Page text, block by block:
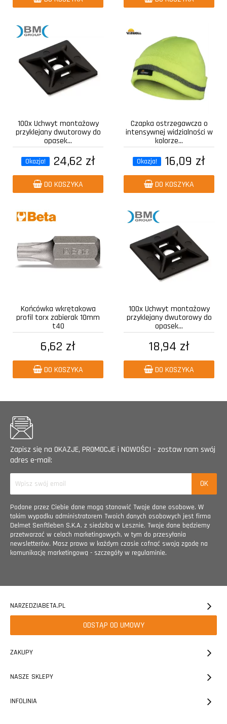
100x Uchwyt montażowy
przyklejany dwutorowy do
opasek...
Okazja! 24,62 zł
DO KOSZYKA
Czapka ostrzegawcza o
intensywnej widzialności w
kolorze...
Okazja! 16,09 zł
DO KOSZYKA
Końcówka wkrętakowa
profil torx zabierak 10mm
t40
6,62 zł
DO KOSZYKA
100x Uchwyt montażowy
przyklejany dwutorowy do
opasek...
18,94 zł
DO KOSZYKA
Zapisz się na OKAZJE, PROMOCJE i NOWOŚCI - zostaw nam swój
adres e-mail:
Podane przez Ciebie dane mogą stanowić Twoje dane osobowe. W
takim wypadku administratorem Twoich danych osobowych jest firma
Delmet Senftleben S.K.A. z siedzibą w Lesznie. Twoje dane będziemy
przetwarzać w celach marketingowych, w tym do przesyłania
newsletterów. Masz prawo w każdym czasie cofnąć swoją zgodę na
komunikację marketingową - szczegóły w regulaminie.
NARZEDZIABETA.PL
ODSTĄP OD UMOWY
ZAKUPY
NASZE SKLEPY
INFOLINIA